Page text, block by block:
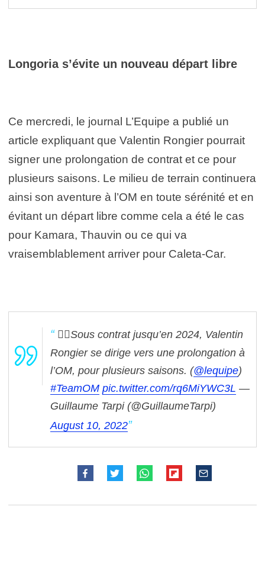
Longoria s’évite un nouveau départ libre
Ce mercredi, le journal L’Equipe a publié un
article expliquant que Valentin Rongier pourrait
signer une prolongation de contrat et ce pour
plusieurs saisons. Le milieu de terrain continuera
ainsi son aventure à l’OM en toute sérénité et en
évitant un départ libre comme cela a été le cas
pour Kamara, Thauvin ou ce qui va
vraisemblablement arriver pour Caleta-Car.
👉🏼Sous contrat jusqu’en 2024, Valentin
Rongier se dirige vers une prolongation à
l’OM, pour plusieurs saisons. (@lequipe)
#TeamOM pic.twitter.com/rq6MiYWC3L —
Guillaume Tarpi (@GuillaumeTarpi)
August 10, 2022